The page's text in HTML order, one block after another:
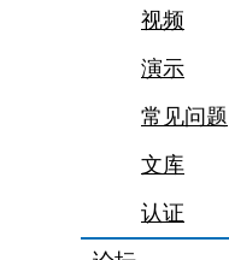
视频
演示
常见问题
文库
认证